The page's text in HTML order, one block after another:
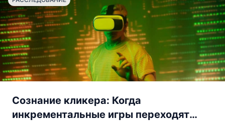
Сознание кликера: Когда
инкрементальные игры переходят